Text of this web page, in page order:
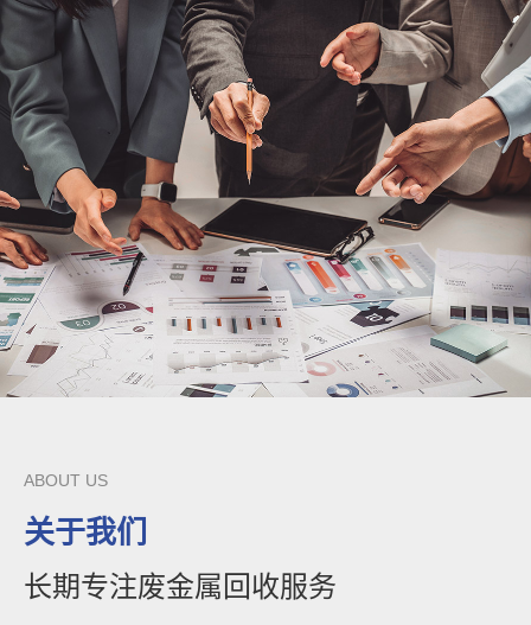
ABOUT US
关于我们
长期专注废金属回收服务